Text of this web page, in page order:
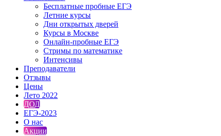
Бесплатные пробные ЕГЭ
Летние курсы
Дни открытых дверей
Курсы в Москве
Онлайн-пробные ЕГЭ
Стримы по математике
Интенсивы
Преподаватели
Отзывы
Цены
Лето 2022
ДОД
ЕГЭ-2023
О нас
Акции